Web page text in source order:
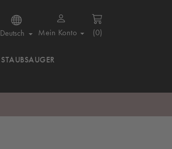
Deutsch Mein Konto (0)
STAUBSAUGER